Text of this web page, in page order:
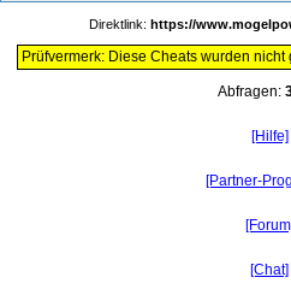
Direktlink: https://
Prüfvermerk: Diese Cheats wurden nicht
Abfragen:
[Hilfe]
[Partner-
[Chat]